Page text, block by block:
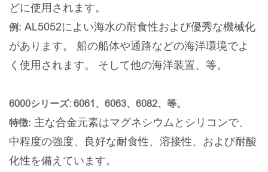
どに使用されます。
例 : AL5052によい海水の耐食性および優秀な機械化
があります。 船の船体や通路などの海洋環境でよ
く使用されます。 そして他の海洋装置、等。
6000シリーズ: 6061、6063、6082、等。
特徴: 主な合金元素はマグネシウムとシリコンで、
中程度の強度、良好な耐食性、溶接性、および耐酸
化性を備えています。